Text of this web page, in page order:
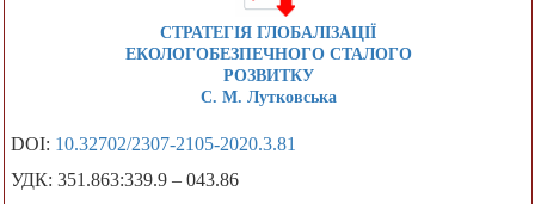
СТРАТЕГІЯ ГЛОБАЛІЗАЦІЇ
ЕКОЛОГОБЕЗПЕЧНОГО СТАЛОГО
РОЗВИТКУ
С. М. Лутковська
DOI: 10.32702/2307-2105-2020.3.81
УДК: 351.863:339.9 – 043.86